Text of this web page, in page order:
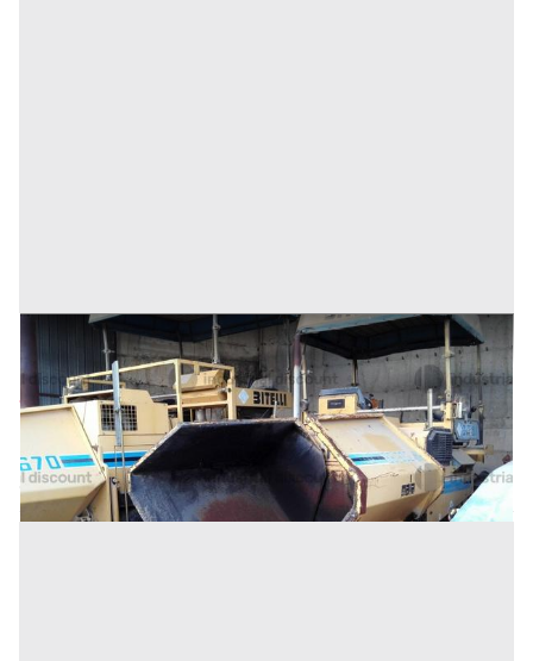
57#10183 Vibrofinitrice Bitelli
Inserito il: 10/07/2026
(Cosenza)
Prezzo
20.000 €
Codice annuncio:159707490